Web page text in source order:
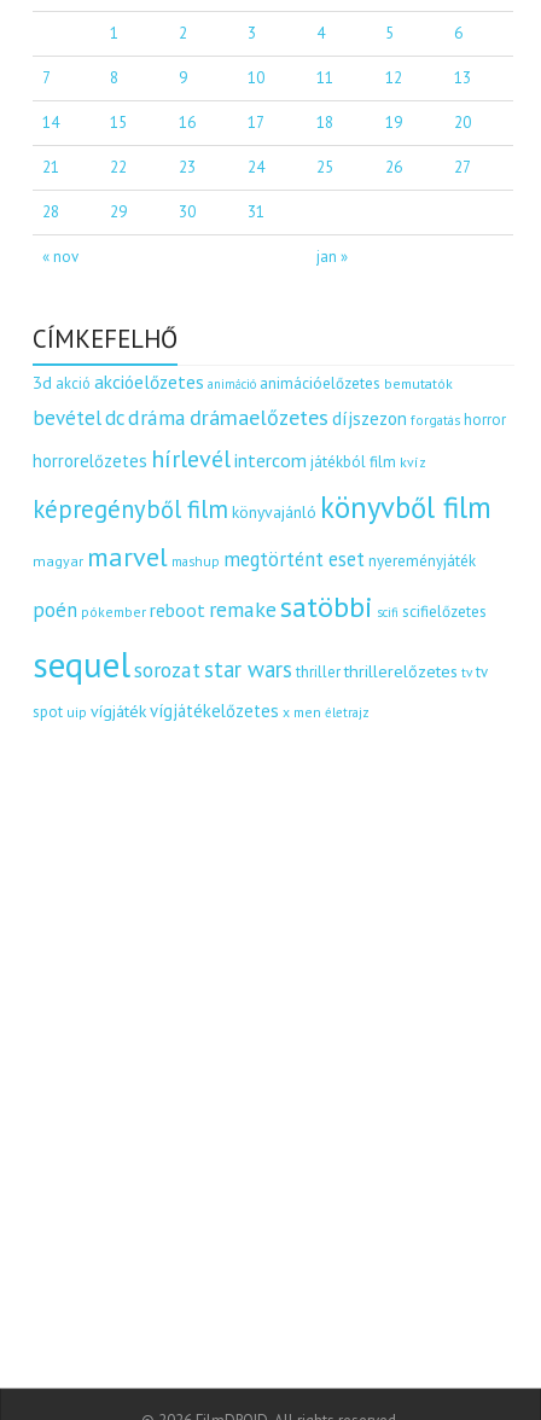
« nov jan »
1 2 3 4 5 6
7 8 9 10 11 12 13
14 15 16 17 18 19 20
21 22 23 24 25 26 27
28 29 30 31
CÍMKEFELHŐ
3d akció akcióelőzetes animáció animációelőzetes bemutatók
bevételdcdráma drámaelőzetes díjszezon forgatás horror
horrorelőzetes hírlevélintercom játékból film kvíz
képregényből film könyvajánló könyvből film
magyar marvel mashup megtörtént eset nyereményjáték
poén pókember reboot remakesatöbbi scifi scifielőzetes
sequelsorozatstar wars thriller thrillerelőzetes tv tv
spot uip vígjátékvígjátékelőzetes x men életrajz